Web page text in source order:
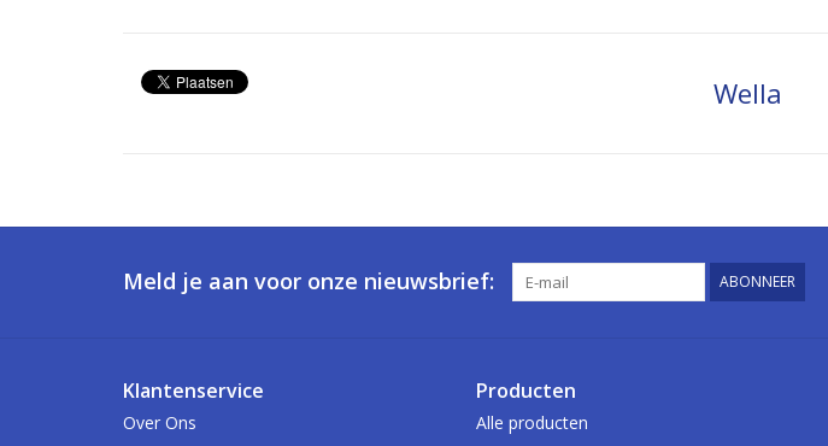
Wella
Meld je aan voor onze nieuwsbrief: ABONNEER
Klantenservice
Over Ons
Producten
Alle producten